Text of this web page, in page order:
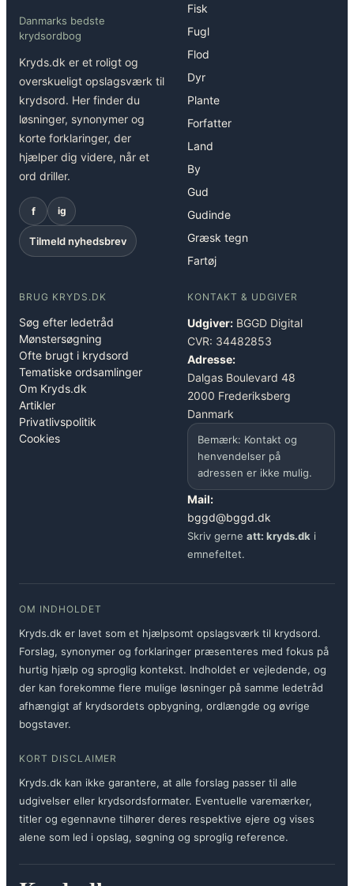
Danmarks bedste
krydsordbog
Kryds.dk er et roligt og
overskueligt opslagsværk til
krydsord. Her finder du
løsninger, synonymer og
korte forklaringer, der
hjælper dig videre, når et
ord driller.
f ig
Tilmeld nyhedsbrev
Fisk
Fugl
Flod
Dyr
Plante
Forfatter
Land
By
Gud
Gudinde
Græsk tegn
Fartøj
BRUG KRYDS.DK
Søg efter ledetråd
Mønstersøgning
Ofte brugt i krydsord
Tematiske ordsamlinger
Om Kryds.dk
Artikler
Privatlivspolitik
Cookies
KONTAKT & UDGIVER
Udgiver: BGGD Digital
CVR: 34482853
Adresse:
Dalgas Boulevard 48
2000 Frederiksberg
Danmark
Bemærk: Kontakt og
henvendelser på
adressen er ikke mulig.
Mail:
bggd@bggd.dk
Skriv gerne att: kryds.dk i
emnefeltet.
OM INDHOLDET
Kryds.dk er lavet som et hjælpsomt opslagsværk til krydsord.
Forslag, synonymer og forklaringer præsenteres med fokus på
hurtig hjælp og sproglig kontekst. Indholdet er vejledende, og
der kan forekomme flere mulige løsninger på samme ledetråd
afhængigt af krydsordets opbygning, ordlængde og øvrige
bogstaver.
KORT DISCLAIMER
Kryds.dk kan ikke garantere, at alle forslag passer til alle
udgivelser eller krydsordsformater. Eventuelle varemærker,
titler og egennavne tilhører deres respektive ejere og vises
alene som led i opslag, søgning og sproglig reference.